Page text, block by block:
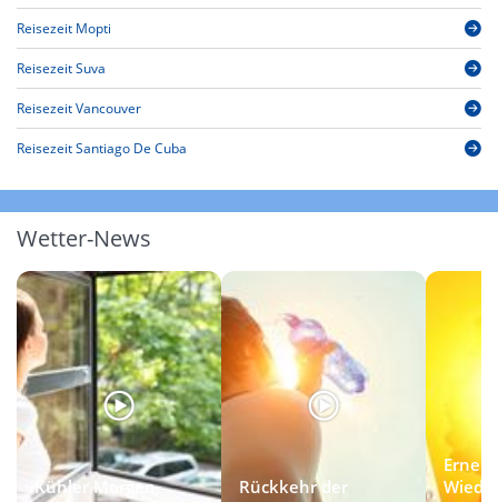
Reisezeit Mopti
Reisezeit Suva
Reisezeit Vancouver
Reisezeit Santiago De Cuba
Wetter-News
Kühler Morgen,
Rückkehr der